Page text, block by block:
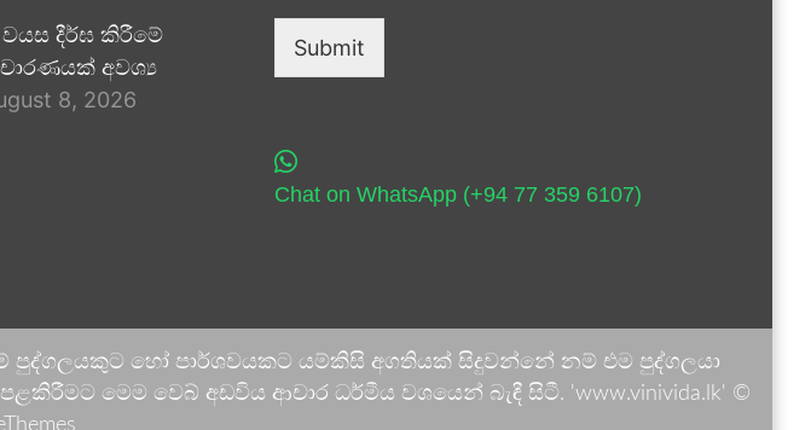
දීර්ඝ කිරීමේ
අවශ්‍ය
8, 2026
Submit
Chat on WhatsApp (+94 77 359 6107)
පුද්ගලයකුට හෝ පාර්ශවයකට යම්කිසි අගතියක් සිදුවන්නේ නම් එම පුද්ගලයා
මෙම වෙබ් අඩවිය ආචාර ධර්මීය වශයෙන් බැඳී සිටී. 'www.vinivida.lk' ©